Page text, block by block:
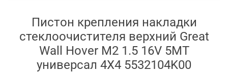
Пистон крепления накладки
стеклоочистителя верхний Great
Wall Hover M2 1.5 16V 5MT
универсал 4X4 5532104K00